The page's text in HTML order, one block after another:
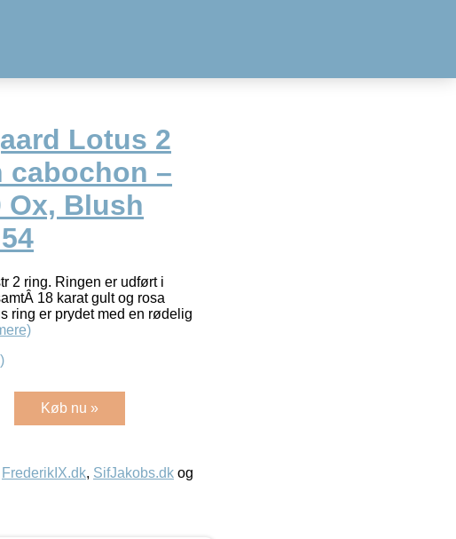
Lotus 2
cabochon –
Ox, Blush
2 ring. Ringen er udført i
18 karat gult og rosa
ring er prydet med en rødelig
Køb nu »
FrederikIX.dk, SifJakobs.dk og